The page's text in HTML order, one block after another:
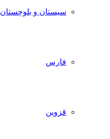
سیستان و بلوچستان
فارس
قزوین